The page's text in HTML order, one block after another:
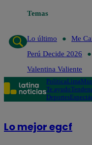
Temas
Lo último
Me
Perú Decide 2026
Valentina Valiente
PolíticaLima
Te ayudo
Deportes
Lo mejor egcf